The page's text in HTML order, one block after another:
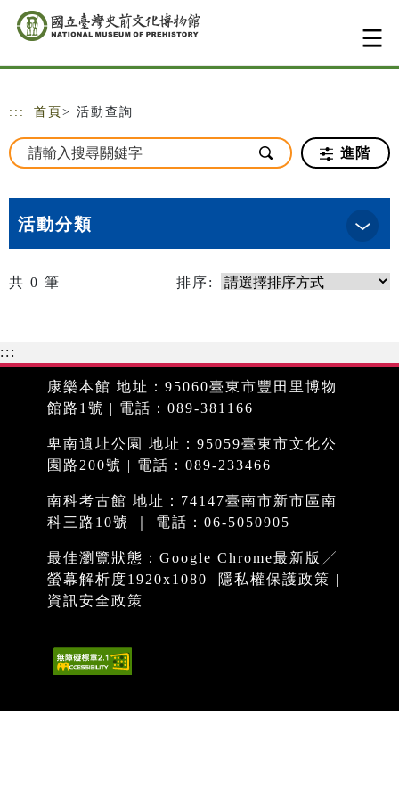
跳到主要內容
網站導覽
::: 首頁 > 活動查詢
進階
活動分類
共 0 筆 排序:
:::
康樂本館 地址：95060臺東市豐田里博物
館路1號 | 電話：089-381166
卑南遺址公園 地址：95059臺東市文化公
園路200號 | 電話：089-233466
南科考古館 地址：74147臺南市新市區南
科三路10號 ｜ 電話：06-5050905
最佳瀏覽狀態：Google Chrome最新版╱
螢幕解析度1920x1080
隱私權保護政策 |
資訊安全政策